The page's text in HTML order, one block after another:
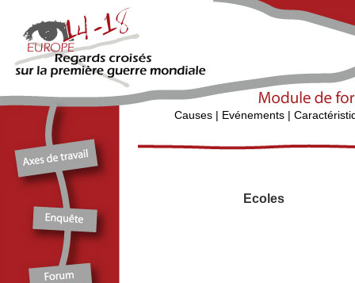
Causes | Evénements |
Ecoles